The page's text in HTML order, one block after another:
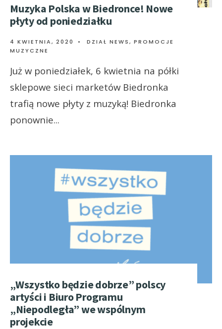
Muzyka Polska w Biedronce! Nowe
płyty od poniedziałku
4 KWIETNIA, 2020 • DZIAŁ NEWS, PROMOCJE
MUZYCZNE
Już w poniedziałek, 6 kwietnia na półki
sklepowe sieci marketów Biedronka
trafią nowe płyty z muzyką! Biedronka
ponownie...
„Wszystko będzie dobrze” polscy
artyści i Biuro Programu
„Niepodległa” we wspólnym
projekcie